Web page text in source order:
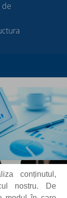
conținutul,
nostru. De
de